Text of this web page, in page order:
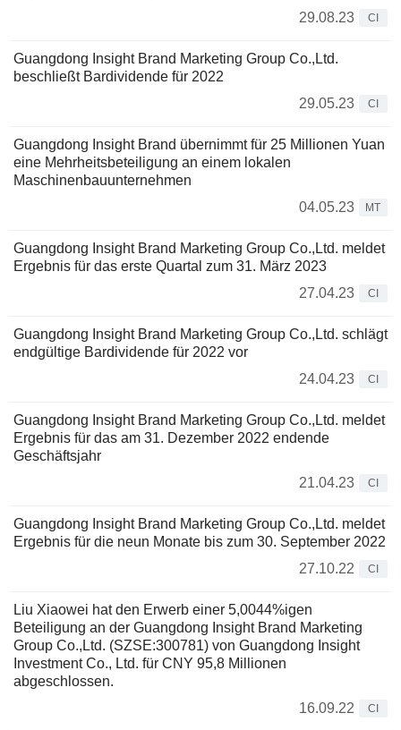
29.08.23
CI
Guangdong Insight Brand Marketing Group Co.,Ltd.
beschließt Bardividende für 2022
29.05.23
CI
Guangdong Insight Brand übernimmt für 25 Millionen Yuan
eine Mehrheitsbeteiligung an einem lokalen
Maschinenbauunternehmen
04.05.23
MT
Guangdong Insight Brand Marketing Group Co.,Ltd. meldet
Ergebnis für das erste Quartal zum 31. März 2023
27.04.23
CI
Guangdong Insight Brand Marketing Group Co.,Ltd. schlägt
endgültige Bardividende für 2022 vor
24.04.23
CI
Guangdong Insight Brand Marketing Group Co.,Ltd. meldet
Ergebnis für das am 31. Dezember 2022 endende
Geschäftsjahr
21.04.23
CI
Guangdong Insight Brand Marketing Group Co.,Ltd. meldet
Ergebnis für die neun Monate bis zum 30. September 2022
27.10.22
CI
Liu Xiaowei hat den Erwerb einer 5,0044%igen
Beteiligung an der Guangdong Insight Brand Marketing
Group Co.,Ltd. (SZSE:300781) von Guangdong Insight
Investment Co., Ltd. für CNY 95,8 Millionen
abgeschlossen.
16.09.22
CI